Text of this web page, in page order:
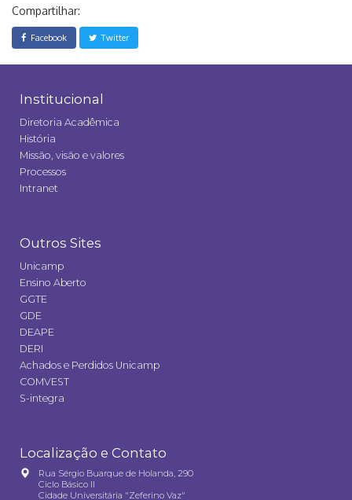
Compartilhar:
Facebook Twitter
Institucional
Diretoria Acadêmica
História
Missão, visão e valores
Processos
Intranet
Outros Sites
Unicamp
Ensino Aberto
GGTE
GDE
DEAPE
DERI
Achados e Perdidos Unicamp
COMVEST
S-integra
Localização e Contato
Rua Sérgio Buarque de Holanda, 290
Ciclo Básico II
Cidade Universitária "Zeferino Vaz"